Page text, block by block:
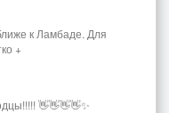
к Ламбаде. Для
+
👋👋👋👋✨